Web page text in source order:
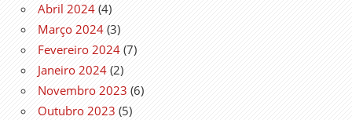
Abril 2024 (4)
Março 2024 (3)
Fevereiro 2024 (7)
Janeiro 2024 (2)
Novembro 2023 (6)
Outubro 2023 (5)